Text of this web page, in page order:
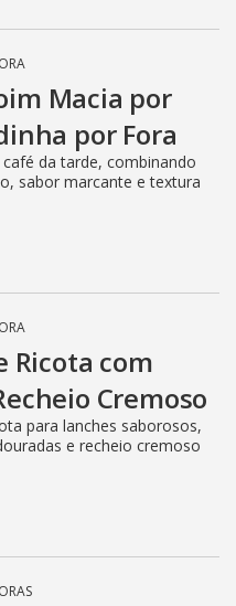
Macia por
por Fora
da tarde, combinando
sabor marcante e textura
Ricota com
Cremoso
para lanches saborosos,
e recheio cremoso